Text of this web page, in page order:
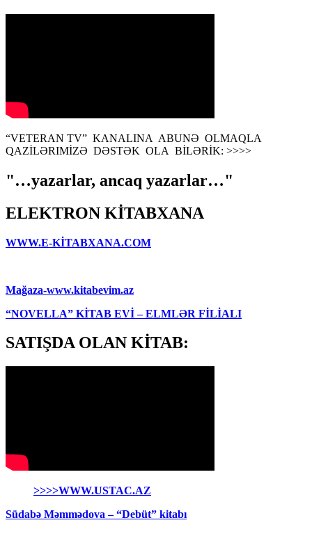
“VETERAN TV” KANALINA ABUNƏ OLMAQLA
QAZİLƏRIMİZƏ DƏSTƏK OLA BİLƏRİK: >>>>
"…yazarlar, ancaq yazarlar…"
ELEKTRON KİTABXANA
WWW.E-KİTABXANA.COM
Mağaza-www.kitabevim.az
“NOVELLA” KİTAB EVİ – ELMLƏR FİLİALI
SATIŞDA OLAN KİTAB:
>>>>WWW.USTAC.AZ
Südabə Məmmədova – “Debüt” kitabı